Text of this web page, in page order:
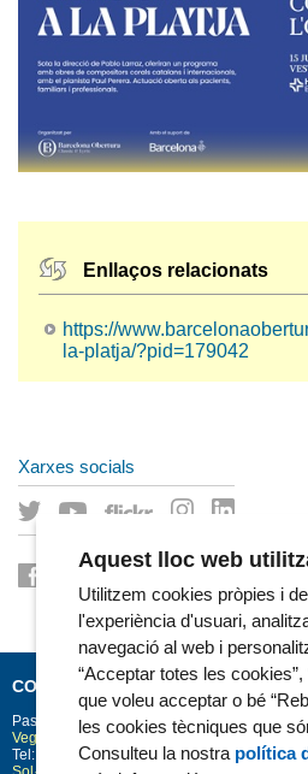
Enllaços relacionats
https://
la-platja/?pid=179042
Xarxes socials
CONTACTE
Passeig Marítim 25-29 Barcelona 08003
Vegeu la situació a Google Maps
Tel: 93 248 30 00 · Fax: 93 248 32 54
Aquest lloc web
Utilitzem cookies pròpies i
l'experiència d'usuari,
navegació al web i
“Acceptar totes les
que voleu acceptar o bé
les cookies tècniques que
Consulteu la nostra política